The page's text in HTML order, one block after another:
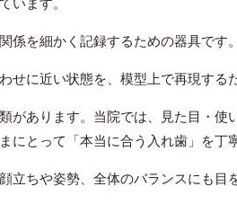
係を細かく記録するための器具です。
せに近い状態を、模型上で再現する
があります。当院では、見た目・使
にとって「本当に合う入れ歯」を丁
立ちや姿勢、全体のバランスにも目